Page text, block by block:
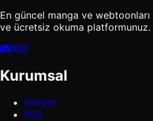
En güncel manga ve
ve ücretsiz okuma platformunuz.
Kurumsal
İletişim
RSS